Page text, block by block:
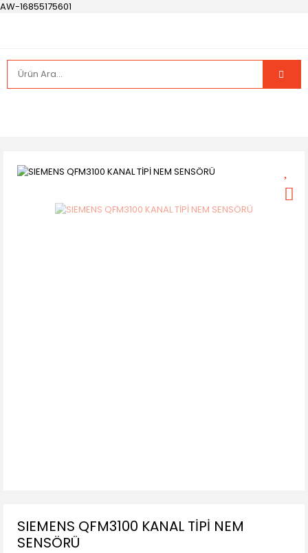
AW-16855175601
SIEMENS QFM3100 KANAL TİPİ NEM
SENSÖRÜ